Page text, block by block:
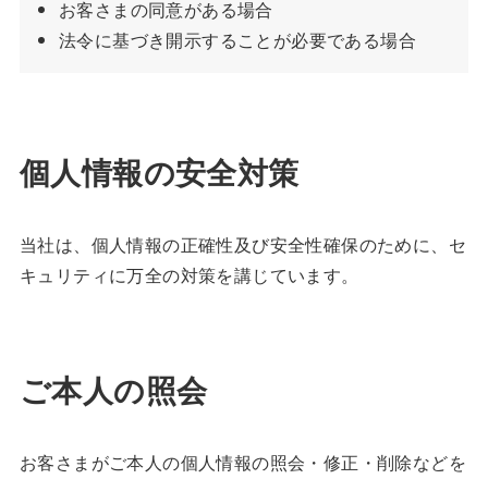
お客さまの同意がある場合
法令に基づき開示することが必要である場合
個人情報の安全対策
当社は、個人情報の正確性及び安全性確保のために、セ
キュリティに万全の対策を講じています。
ご本人の照会
お客さまがご本人の個人情報の照会・修正・削除などを